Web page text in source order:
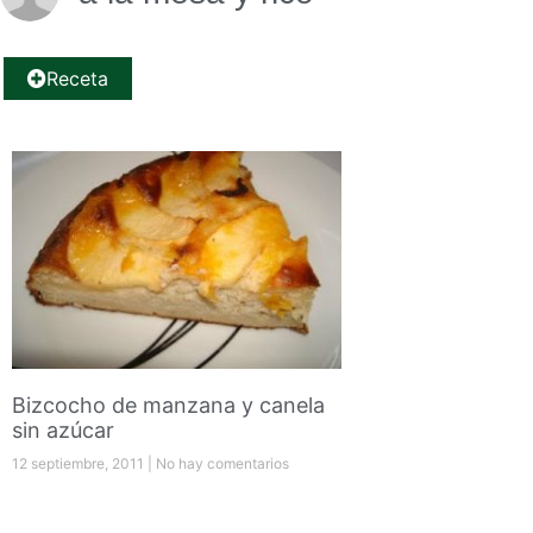
Receta
Bizcocho de manzana y canela
sin azúcar
12 septiembre, 2011 No hay comentarios